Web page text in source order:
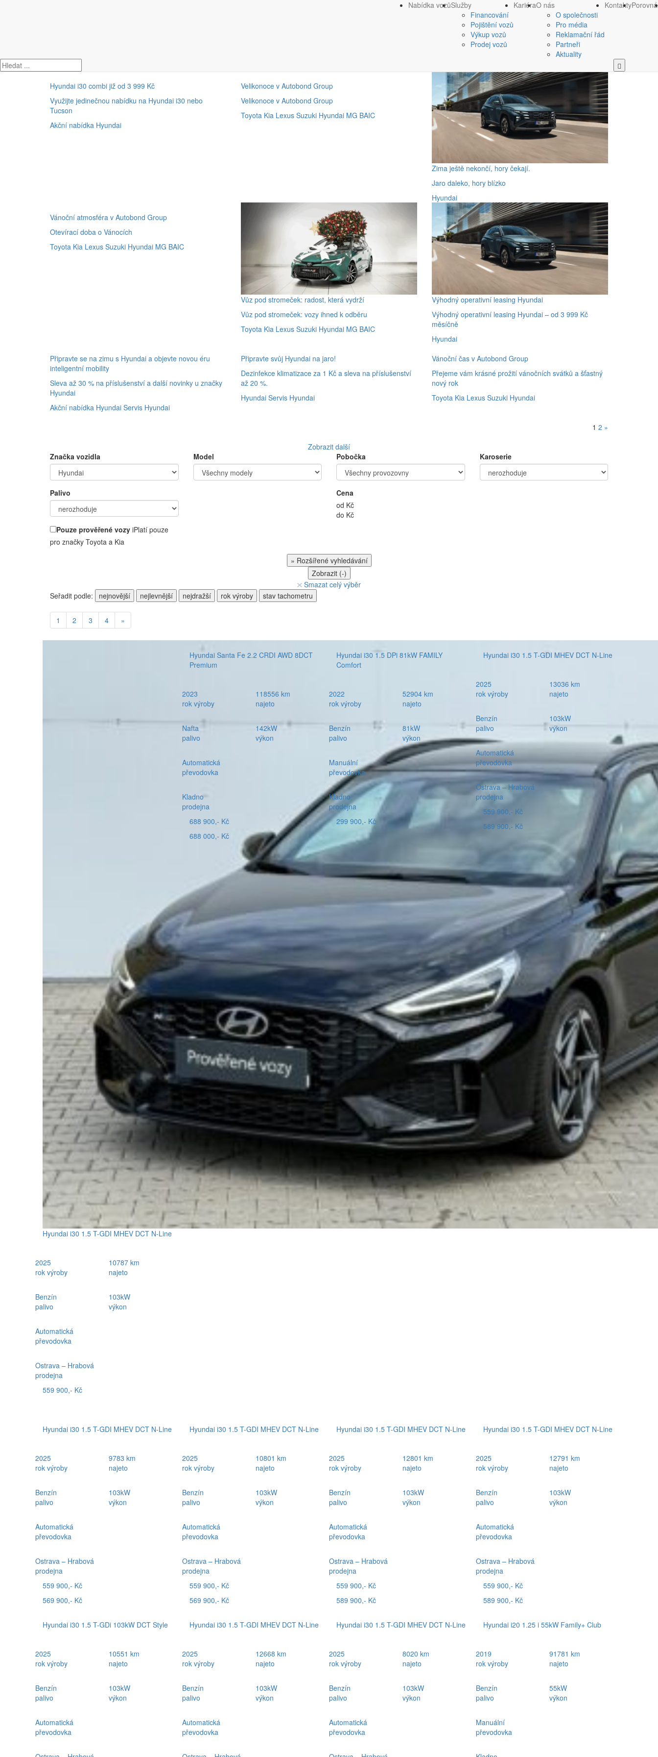
Nabídka vozůSlužby
Financování
Pojištění vozů
Výkup vozů
Prodej vozů
KariéraO nás
O společnosti
Pro média
Reklamační řád
Partneři
Aktuality
Kontakty
Hyundai i30 combi již od 3 999 Kč
Využijte jedinečnou nabídku na Hyundai i30 nebo
Tucson
Akční nabídka Hyundai
Velikonoce v Autobond Group
Velikonoce v Autobond Group
Toyota Kia Lexus Suzuki Hyundai MG BAIC
Zima ještě nekončí, hory čekají.
Jaro daleko, hory blízko
Hyundai
Vánoční atmosféra v Autobond Group
Otevírací doba o Vánocích
Toyota Kia Lexus Suzuki Hyundai MG BAIC
Vůz pod stromeček: radost, která vydrží
Vůz pod stromeček: vozy ihned k odběru
Toyota Kia Lexus Suzuki Hyundai MG BAIC
Výhodný operativní leasing Hyundai
Výhodný operativní leasing Hyundai – od 3 999 Kč
měsíčně
Hyundai
Připravte se na zimu s Hyundai a objevte novou éru
inteligentní mobility
Sleva až 30 % na příslušenství a další novinky u značky
Hyundai
Akční nabídka Hyundai Servis Hyundai
Připravte svůj Hyundai na jaro!
Dezinfekce klimatizace za 1 Kč a sleva na příslušenství
až 20 %.
Hyundai Servis Hyundai
Vánoční čas v Autobond Group
Přejeme vám krásné prožití vánočních svátků a šťastný
nový rok
Toyota Kia Lexus Suzuki Hyundai
1 2 »
Zobrazit další
Značka vozidla
Model Pobočka Karoserie
Palivo
Cena
od Kč
do Kč
Pouze prověřené vozy iPlatí pouze
pro značky Toyota a Kia
» Rozšířené vyhledávání
Zobrazit (-)
Smazat celý výběr
Seřadit podle:
nejnovější nejlevnější nejdražší rok výroby stav tachometru
1 2 3 4 »
Hyundai i30 1.5 T-GDI MHEV DCT N-Line
2025
rok výroby
Benzín
palivo
Automatická
převodovka
Ostrava – Hrabová
prodejna
10787 km
najeto
103kW
výkon
559 900,- Kč
Hyundai Santa Fe 2.2 CRDI AWD 8DCT
Premium
2023
rok výroby
Nafta
palivo
Automatická
převodovka
Kladno
prodejna
118556 km
najeto
142kW
výkon
688 900,- Kč
688 000,- Kč
Hyundai i30 1.5 DPi 81kW FAMILY
Comfort
2022
rok výroby
Benzín
palivo
Manuální
převodovka
Kladno
prodejna
52904 km
najeto
81kW
výkon
299 900,- Kč
Hyundai i30 1.5 T-GDI MHEV DCT N-Line
2025
rok výroby
Benzín
palivo
Automatická
převodovka
Ostrava – Hrabová
prodejna
13036 km
najeto
103kW
výkon
559 900,- Kč
589 900,- Kč
Hyundai i30 1.5 T-GDI MHEV DCT N-Line
2025
rok výroby
Benzín
palivo
Automatická
převodovka
Ostrava – Hrabová
prodejna
9783 km
najeto
103kW
výkon
559 900,- Kč
569 900,- Kč
Hyundai i30 1.5 T-GDI MHEV DCT N-Line
2025
rok výroby
Benzín
palivo
Automatická
převodovka
Ostrava – Hrabová
prodejna
10801 km
najeto
103kW
výkon
559 900,- Kč
569 900,- Kč
Hyundai i30 1.5 T-GDI MHEV DCT N-Line
2025
rok výroby
Benzín
palivo
Automatická
převodovka
Ostrava – Hrabová
prodejna
12801 km
najeto
103kW
výkon
559 900,- Kč
589 900,- Kč
Hyundai i30 1.5 T-GDI MHEV DCT N-Line
2025
rok výroby
Benzín
palivo
Automatická
převodovka
Ostrava – Hrabová
prodejna
12791 km
najeto
103kW
výkon
559 900,- Kč
589 900,- Kč
Hyundai i30 1.5 T-GDi 103kW DCT Style
2025
rok výroby
Benzín
palivo
Automatická
převodovka
10551 km
najeto
103kW
výkon
Hyundai i30 1.5 T-GDI MHEV DCT N-Line
2025
rok výroby
Benzín
palivo
Automatická
převodovka
12668 km
najeto
103kW
výkon
Hyundai i30 1.5 T-GDI MHEV DCT N-Line
2025
rok výroby
Benzín
palivo
Automatická
převodovka
8020 km
najeto
103kW
výkon
Hyundai i20 1.25 i 55kW Family+ Club
2019
rok výroby
Benzín
palivo
Manuální
převodovka
91781 km
najeto
55kW
výkon